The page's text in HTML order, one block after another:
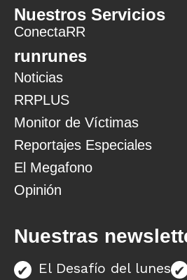
Nuestros Servicios
ConectaRR
runrunes
Noticias
RRPLUS
Monitor de Víctimas
Reportajes Especiales
El Megafono
Opinión
Nuestras
El Desafío del lunes